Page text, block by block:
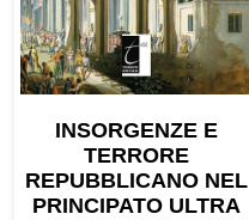
INSORGENZE E
TERRORE
REPUBBLICANO NEL
PRINCIPATO ULTRA